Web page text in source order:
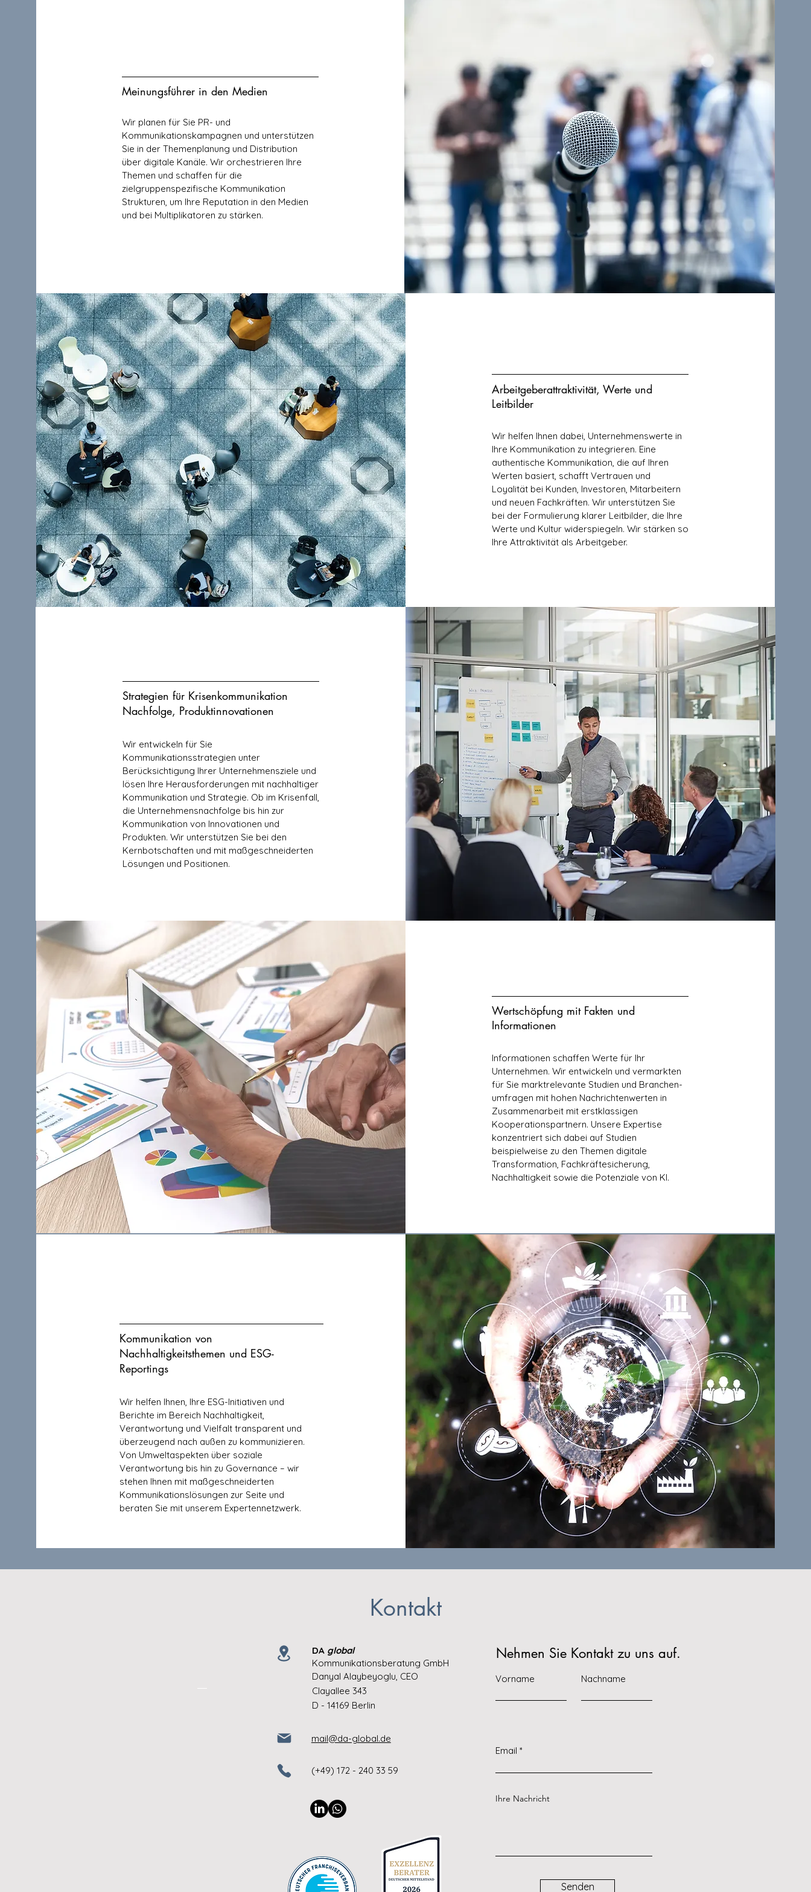
Meinungsführer in den Medien
Wir planen für Sie PR- und
Kommunikationskampagnen und unterstützen
Sie in der Themenplanung und Distribution
über digitale Kanäle. Wir orchestrieren Ihre
Themen und schaffen für die
zielgruppenspezifische Kommunikation
Strukturen, um Ihre Reputation in den Medien
und bei Multiplikatoren zu stärken.
Arbeitgeberattraktivität, Werte und
Leitbilder
Wir helfen Ihnen dabei, Unternehmenswerte in
Ihre Kommunikation zu integrieren. Eine
authentische Kommunikation, die auf Ihren
Werten basiert, schafft Vertrauen und
Loyalität bei Kunden, Investoren, Mitarbeitern
und neuen Fachkräften. Wir unterstützen Sie
bei der Formulierung klarer Leitbilder, die Ihre
Werte und Kultur widerspiegeln. Wir stärken so
Ihre Attraktivität als Arbeitgeber.
Strategien für Krisenkommunikation
Nachfolge, Produktinnovationen
Wir entwickeln für Sie
Kommunikationsstrategien unter
Berücksichtigung Ihrer Unternehmensziele und
lösen Ihre Herausforderungen mit nachhaltiger
Kommunikation und Strategie. Ob im Krisenfall,
die Unternehmensnachfolge bis hin zur
Kommunikation von Innovationen und
Produkten. Wir unterstützen Sie bei den
Kernbotschaften und mit maßgeschneiderten
Lösungen und Positionen.
Wertschöpfung mit Fakten und
Informationen
Informationen schaffen Werte für Ihr
Unternehmen. Wir entwickeln und vermarkten
für Sie marktrelevante Studien und Branchen-
umfragen mit hohen Nachrichtenwerten in
Zusammenarbeit mit erstklassigen
Kooperationspartnern. Unsere Expertise
konzentriert sich dabei auf Studien
beispielweise zu den Themen digitale
Transformation, Fachkräftesicherung,
Nachhaltigkeit sowie die Potenziale von KI.
Kommunikation von
Nachhaltigkeitsthemen und ESG-
Reportings
Wir helfen Ihnen, Ihre ESG-Initiativen und
Berichte im Bereich Nachhaltigkeit,
Verantwortung und Vielfalt transparent und
überzeugend nach außen zu kommunizieren.
Von Umweltaspekten über soziale
Verantwortung bis hin zu Governance – wir
stehen Ihnen mit maßgeschneiderten
Kommunikationslösungen zur Seite und
beraten Sie mit unserem Expertennetzwerk.
DA global
Kommunikationsberatung GmbH
Danyal Alaybeyoglu, CEO
Clayallee 343
D - 14169 Berlin
mail@da-global.de
(+49) 172 - 240 33 59
Nehmen Sie Kontakt zu uns auf.
Vorname Nachname
Email
Ihre Nachricht
Senden
Kontakt